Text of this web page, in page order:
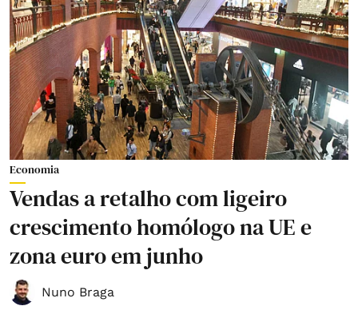
Economia
Vendas a retalho com ligeiro
crescimento homólogo na UE e
zona euro em junho
Nuno Braga